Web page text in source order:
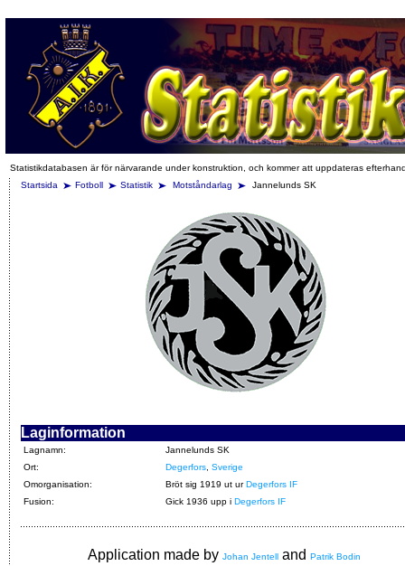
Statistikdatabasen är för närvarande under konstruktion, och kommer att uppdateras
Startsida
Fotboll Statistik Motståndarlag Jannelunds SK
Laginformation
Lagnamn:
Jannelunds SK
Ort:
Degerfors Sverige
Omorganisation:
Bröt sig 1919 ut urDegerfors IF
Fusion:
Gick 1936 upp i Degerfors IF
Application made by Johan Jentell and Patrik Bodin